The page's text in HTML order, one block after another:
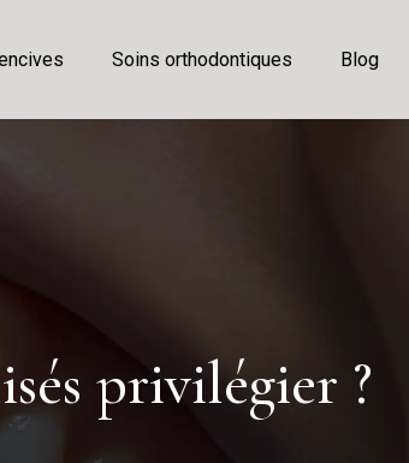
Soins orthodontiques Blog
privilégier ?